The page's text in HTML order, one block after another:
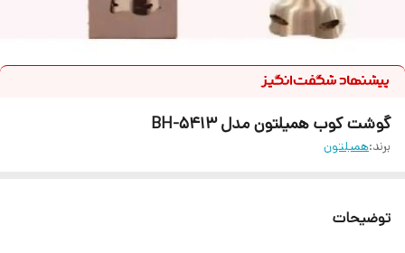
گوشت کوب همیلتون مدل BH-5413
برند:همیلتون
توضیحات